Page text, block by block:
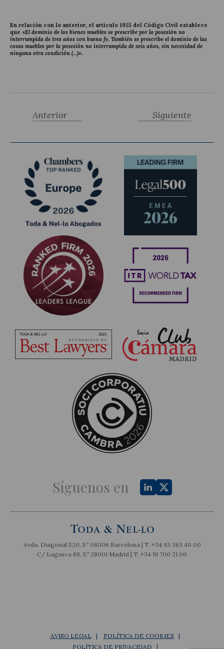
En relación con lo anterior, el artículo 1955 del Código Civil establece
que «El dominio de los bienes muebles se prescribe por la posesión no
interrumpida de tres años con buena fe. También se prescribe el dominio de las
cosas muebles por la posesión no interrumpida de seis años, sin necesidad de
ninguna otra condición (…)».
Siguiente
Anterior
Síguenos en
Avda. Diagonal 520, 5º 08006 Barcelona | T. +34 93 363 40 00
C/ Lagasca 88, 5º 28001 Madrid | T. +34 91 700 21 00
AVISO LEGAL
POLÍTICA DE COOKIES
POLÍTICA DE PRIVACIDAD